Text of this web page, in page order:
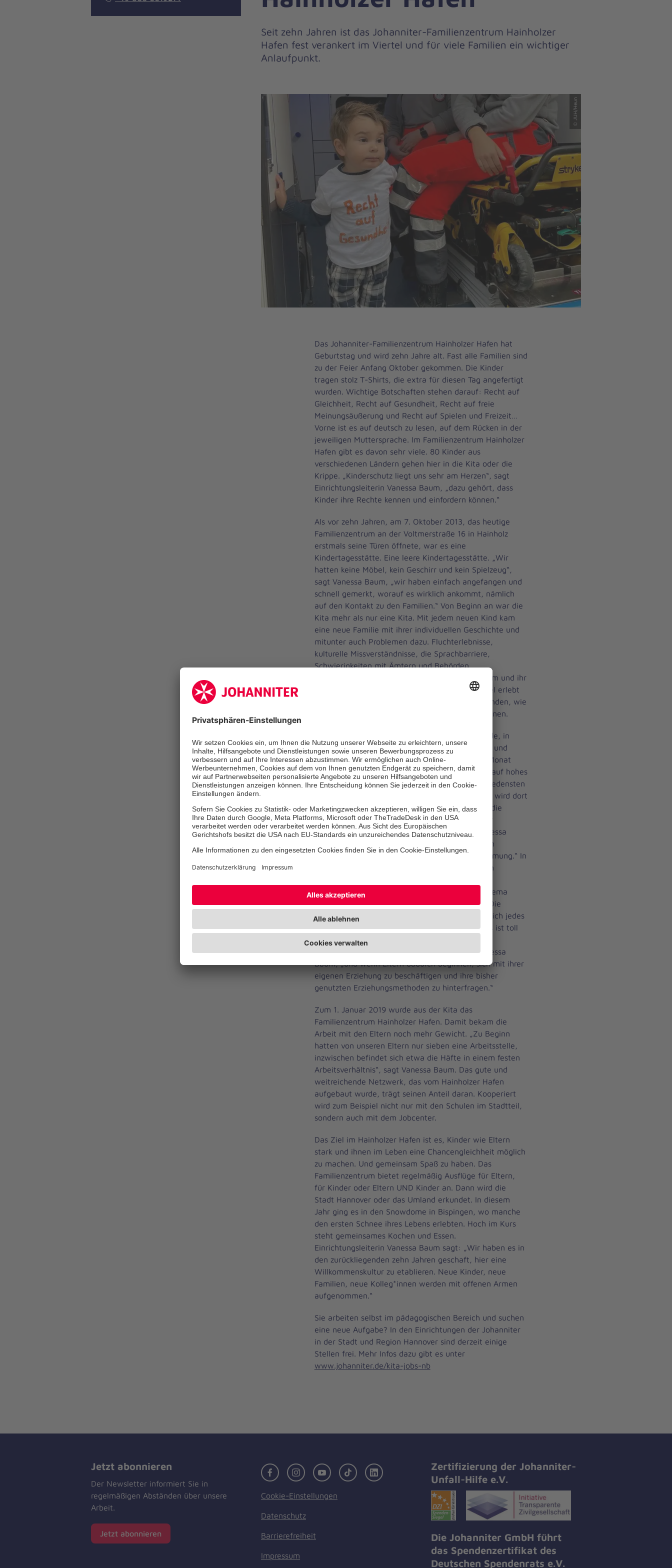
Seit zehn Jahren ist das Johanniter-Familienzentrum Hainholzer
Hafen fest verankert im Viertel und für viele Familien ein wichtiger
Anlaufpunkt.
© JUH/Heun
Das Johanniter-Familienzentrum Hainholzer Hafen hat
Geburtstag und wird zehn Jahre alt. Fast alle Familien sind
zu der Feier Anfang Oktober gekommen. Die Kinder
tragen stolz T-Shirts, die extra für diesen Tag angefertigt
wurden. Wichtige Botschaften stehen darauf: Recht auf
Gleichheit, Recht auf Gesundheit, Recht auf freie
Meinungsäußerung und Recht auf Spielen und Freizeit…
Vorne ist es auf deutsch zu lesen, auf dem Rücken in der
jeweiligen Muttersprache. Im Familienzentrum Hainholzer
Hafen gibt es davon sehr viele. 80 Kinder aus
verschiedenen Ländern gehen hier in die Kita oder die
Krippe. „Kinderschutz liegt uns sehr am Herzen“, sagt
Einrichtungsleiterin Vanessa Baum, „dazu gehört, dass
Kinder ihre Rechte kennen und einfordern können.“
Als vor zehn Jahren, am 7. Oktober 2013, das heutige
Familienzentrum an der Voltmerstraße 16 in Hainholz
erstmals seine Türen öffnete, war es eine
Kindertagesstätte. Eine leere Kindertagesstätte. „Wir
hatten keine Möbel, kein Geschirr und kein Spielzeug“,
sagt Vanessa Baum, „wir haben einfach angefangen und
schnell gemerkt, worauf es wirklich ankommt, nämlich
auf den Kontakt zu den Familien.“ Von Beginn an war die
Kita mehr als nur eine Kita. Mit jedem neuen Kind kam
eine neue Familie mit ihrer individuellen Geschichte und
mitunter auch Problemen dazu. Fluchterlebnisse,
kulturelle Missverständnisse, die Sprachbarriere,
Schwierigkeiten mit Ämtern und Behörden,
Arbeitslosigkeit, häusliche Gewalt… Vanessa Baum und ihr
Team haben in den vergangenen zehn Jahren viel erlebt
und immer wieder neue Ideen gesucht und gefunden, wie
sie die Kinder und ihre Familien unterstützen können.
Dazu gehört, dass ein Elterncafé gegründet wurde, in
dem sich jeden Morgen Mütter und Väter treffen und
austauschen können. Ein regelmäßig einmal im Monat
stattfindender Stammtisch für Eltern kam dazu, auf hohes
Interesse stießen auch Elternseminare zu verschiedensten
Themen. Über Geschwisterrivalität und Pubertät wird dort
genauso gesprochen wie über Kinderrechte und die
Mitbeteiligung von Kindern. „Keine Frage, Kinder
brauchen Orientierung und Erziehung“, sagt Vanessa
Baum, „aber das geht statt mit Befehlen auch im
Gespräch und mit der Bereitschaft zur Mitbestimmung.“ In
der Kita, die fünf Jahre nach ihrer Gründung vom
Integration“ ausgezeichnet wurde, wuchs das Thema
Kinderrechte und nahm immer mehr Raum ein. Die
Mitarbeitenden im pädagogischen Team freuen sich jedes
Mal, wenn sie merken, dass ihre Arbeit wirkt. „Es ist toll
zu sehen, wenn ein Kind sich traut, seinen Eltern
gegenüber seine Rechte einzufordern“, sagt Vanessa
Baum, „und wenn Eltern dadurch beginnen, sich mit ihrer
eigenen Erziehung zu beschäftigen und ihre bisher
genutzten Erziehungsmethoden zu hinterfragen.“
Zum 1. Januar 2019 wurde aus der Kita das
Familienzentrum Hainholzer Hafen. Damit bekam die
Arbeit mit den Eltern noch mehr Gewicht. „Zu Beginn
hatten von unseren Eltern nur sieben eine Arbeitsstelle,
inzwischen befindet sich etwa die Häfte in einem festen
Arbeitsverhältnis“, sagt Vanessa Baum. Das gute und
weitreichende Netzwerk, das vom Hainholzer Hafen
aufgebaut wurde, trägt seinen Anteil daran. Kooperiert
wird zum Beispiel nicht nur mit den Schulen im Stadtteil,
sondern auch mit dem Jobcenter.
Das Ziel im Hainholzer Hafen ist es, Kinder wie Eltern
stark und ihnen im Leben eine Chancengleichheit möglich
zu machen. Und gemeinsam Spaß zu haben. Das
Familienzentrum bietet regelmäßig Ausflüge für Eltern,
für Kinder oder Eltern UND Kinder an. Dann wird die
Stadt Hannover oder das Umland erkundet. In diesem
Jahr ging es in den Snowdome in Bispingen, wo manche
den ersten Schnee ihres Lebens erlebten. Hoch im Kurs
steht gemeinsames Kochen und Essen.
Einrichtungsleiterin Vanessa Baum sagt: „Wir haben es in
den zurückliegenden zehn Jahren geschaft, hier eine
Willkommenskultur zu etablieren. Neue Kinder, neue
Familien, neue Kolleg*innen werden mit offenen Armen
aufgenommen.“
Sie arbeiten selbst im pädagogischen Bereich und suchen
eine neue Aufgabe? In den Einrichtungen der Johanniter
in der Stadt und Region Hannover sind derzeit einige
Stellen frei. Mehr Infos dazu gibt es unter
www.johanniter.de/kita-jobs-nb
Jetzt abonnieren
Der Newsletter informiert Sie in
regelmäßigen Abständen über unsere
Arbeit.
Jetzt abonnieren
FacebookInstagramYoutubeTikTok LinkedIn
Cookie-Einstellungen
Datenschutz
Barrierefreiheit
Impressum
Zertifizierung der Johanniter-
Unfall-Hilfe e.V.
Die Johanniter GmbH führt
das Spendenzertifikat des
Deutschen Spendenrats e.V.